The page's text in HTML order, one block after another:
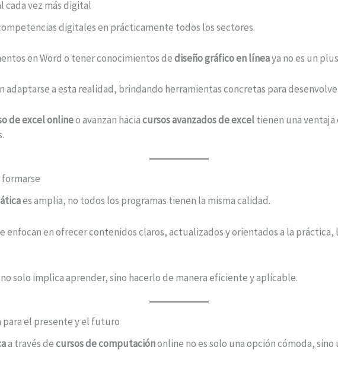
cada vez más digital
digitales en prácticamente todos los sectores.
en Word o tener conocimientos dediseño gráfico en líneaya no es un
adaptarse a esta realidad, brindando herramientas concretas para
de excel onlineo avanzan haciacursos avanzados de exceltienen una ventaja
es amplia, no todos los programas tienen la misma calidad.
enfocan en ofrecer contenidos claros, actualizados y orientados a la
no solo implica aprender, sino hacerlo de manera eficiente y aplicable.
para el presente y el futuro
a través decursos de computaciónonline no es solo una opción cómoda,